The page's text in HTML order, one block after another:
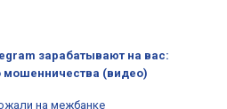
зарабатывают на вас:
мошенничества (видео)
на межбанке